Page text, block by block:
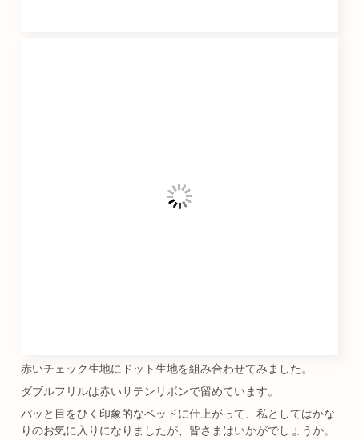
赤いチェック生地にドット生地を組み合わせてみました。
ダブルフリルは赤いサテンリボンで留めています。
パッと目をひく印象的なベッドに仕上がって、私としてはかな
りのお気に入りになりましたが、皆さまはいかがでしょうか。